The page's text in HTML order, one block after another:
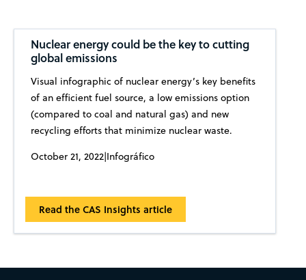
Nuclear energy could be the key to cutting
global emissions
Visual infographic of nuclear energy’s key benefits
of an efficient fuel source, a low emissions option
(compared to coal and natural gas) and new
recycling efforts that minimize nuclear waste.
October 21, 2022|Infográfico
Read the CAS Insights article